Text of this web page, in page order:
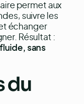
permet aux
suivre les
échanger
Résultat :
sans
du